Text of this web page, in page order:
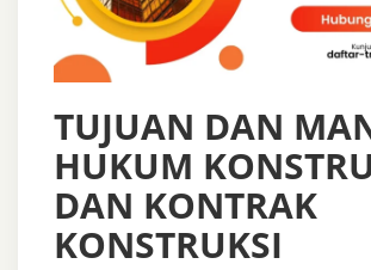
TUJUAN DAN
HUKUM
DAN KONTRAK
KONSTRUKSI